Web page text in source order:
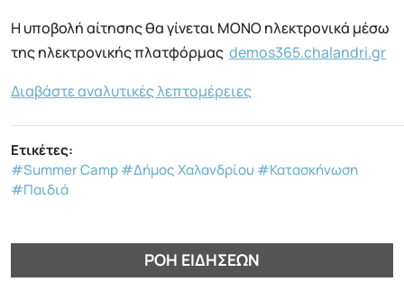
Η υποβολή αίτησης θα γίνεται ΜΟΝΟ ηλεκτρονικά μέσω
της ηλεκτρονικής πλατφόρμας demos365.chalandri.gr
Διαβάστε αναλυτικές λεπτομέρειες
Ετικέτες:
#Summer Camp#Δήμος Χαλανδρίου #Κατασκήνωση
#Παιδιά
ΡΟΉ ΕΙΔΉΣΕΩΝ